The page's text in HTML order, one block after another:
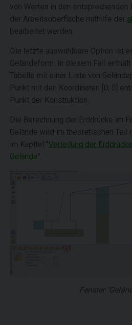
von Werten in den entsprechenden
der Arbeitsoberfläche mithilfe der
bearbeitet werden.
Die letzte auswählbare Option ist
Geländeform. In diesem Fall
Tabelle mit einer Liste von
Punkt mit den Koordinaten [0; 0]
Punkt der Konstruktion.
Die Berechnung der Erddrücke im
Gelände wird im theoretischen Teil
im Kapitel "Verteilung der
Gelände".
Fenster